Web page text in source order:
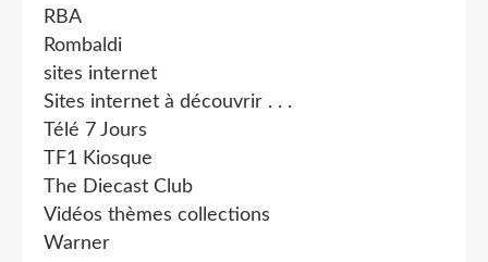
RBA
Rombaldi
sites internet
Sites internet à découvrir . . .
Télé 7 Jours
TF1 Kiosque
The Diecast Club
Vidéos thèmes collections
Warner